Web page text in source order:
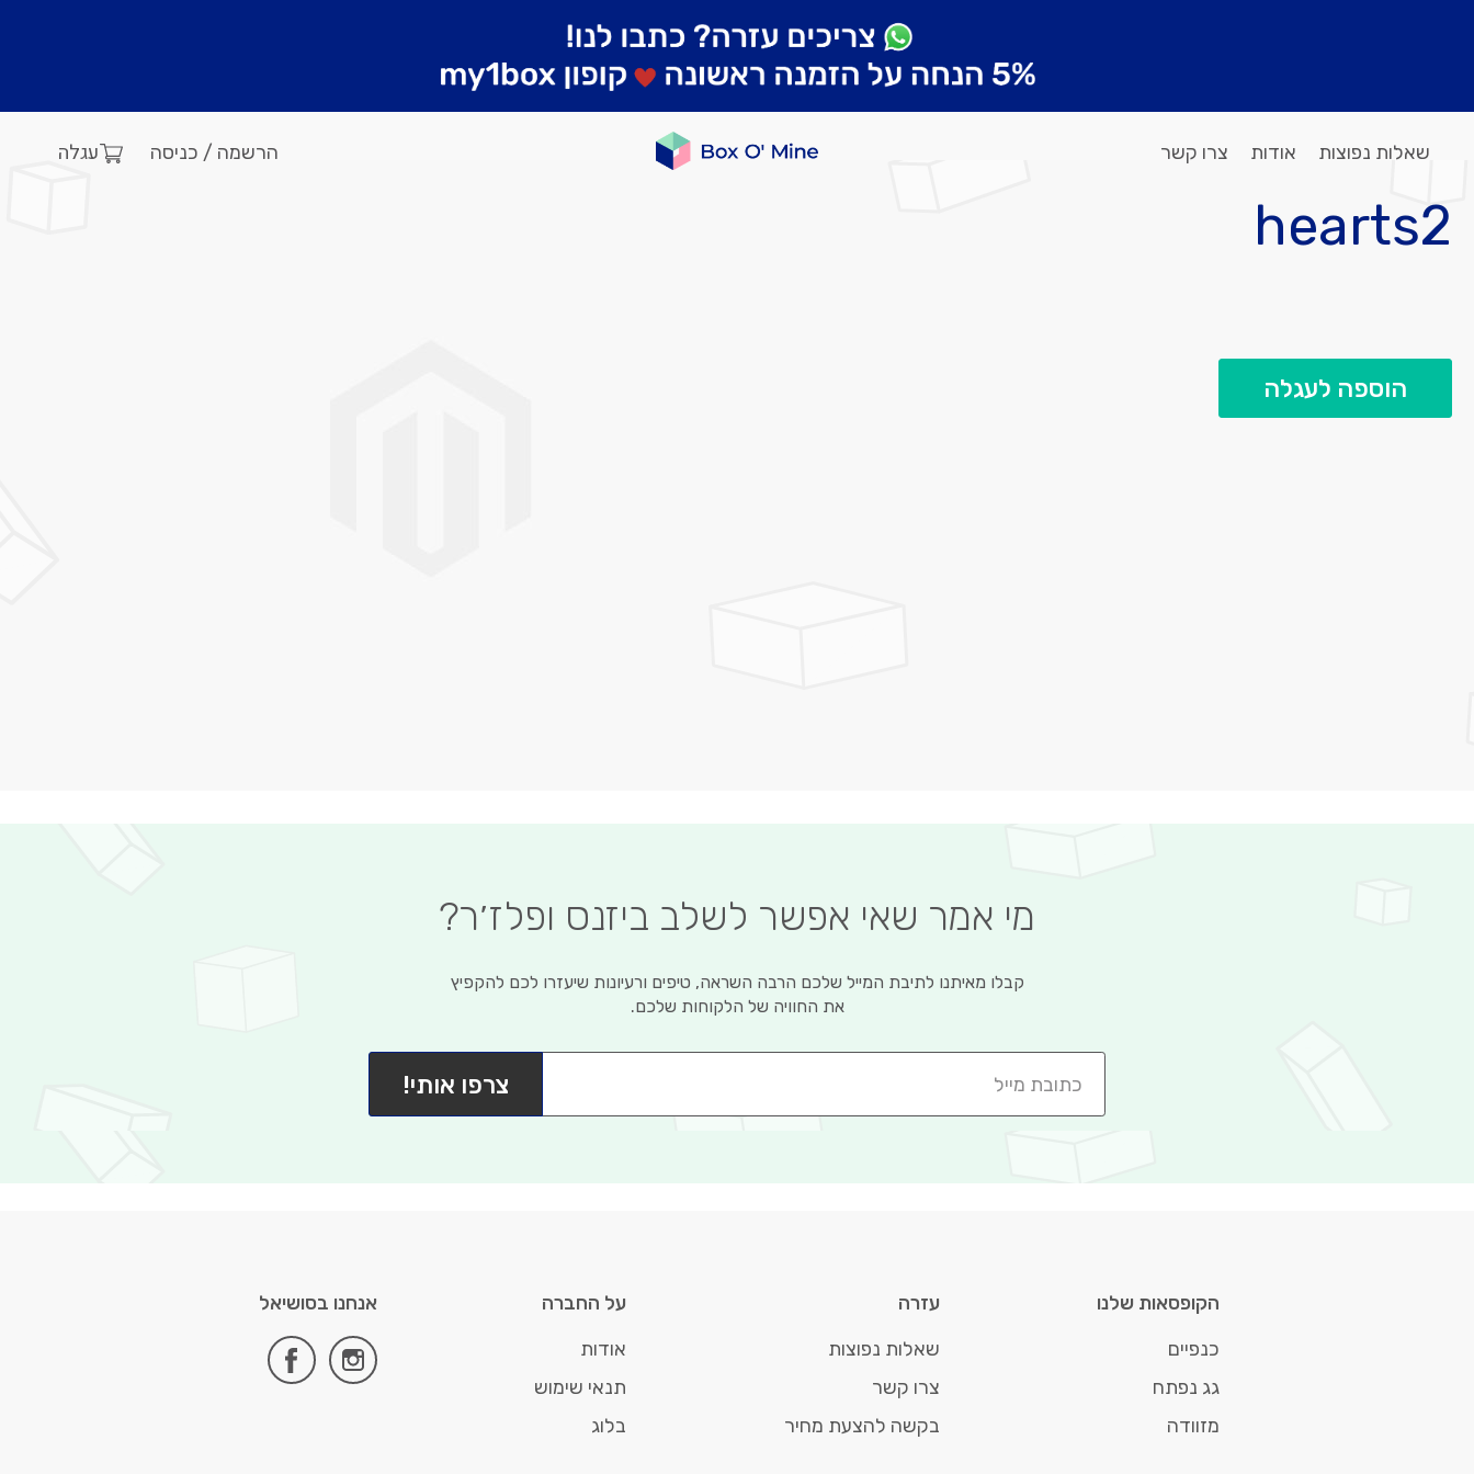
שאלות נפוצות אודות צרו קשר הרשמה / כניסה עגלה
hearts2
הוספה לעגלה
מי אמר שאי אפשר לשלב ביזנס ופלז׳ר?
קבלו מאיתנו לתיבת המייל שלכם הרבה השראה, טיפים ורעיונות שיעזרו לכם להקפיץ
את החוויה של הלקוחות שלכם.
צרפו אותי!
אנחנו בסושיאל
instagram
facebook
הקופסאות שלנו
כנפיים
גג נפתח
מזוודה
עזרה
שאלות נפוצות
צרו קשר
בקשה להצעת מחיר
על החברה
אודות
תנאי שימוש
בלוג